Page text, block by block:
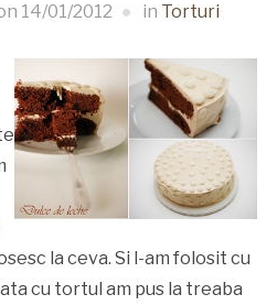
14/01/2012 in Torturi
la ceva. Si l-am folosit cu
cu tortul am pus la treaba